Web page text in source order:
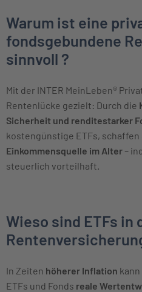
Warum ist eine
fondsgebundene
sinnvoll ?
Mit der INTER MeinLeben®
Rentenlücke gezielt: Durch die
Sicherheit und renditestarker
kostengünstige ETFs, schaffen
Einkommensquelle im Alter –
steuerlich vorteilhaft.
Wieso sind ETFs in
In Zeiten höherer Inflation
ETFs und Fonds reale